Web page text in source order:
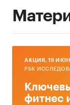
AКЦИЯ, 19
РБК
фитнес